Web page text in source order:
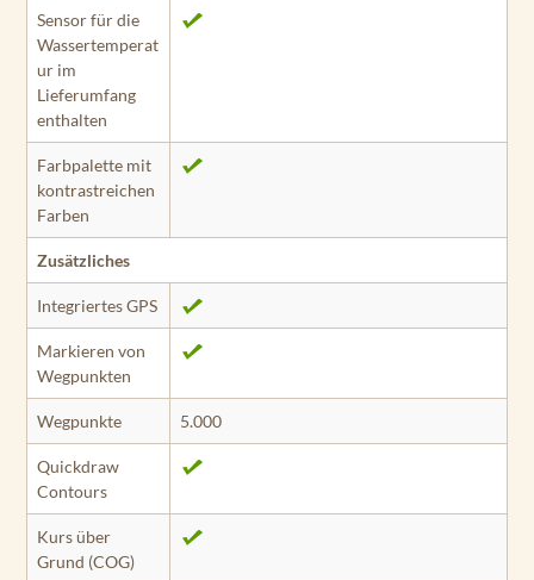
Sensor für die
Wassertemperat
ur im
Lieferumfang
enthalten
Farbpalette mit
kontrastreichen
Farben
Zusätzliches
Integriertes GPS
Markieren von
Wegpunkten
Wegpunkte 5.000
Quickdraw
Contours
Kurs über
Grund (COG)